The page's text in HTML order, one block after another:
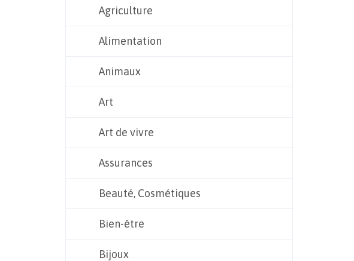
Agriculture
Alimentation
Animaux
Art
Art de vivre
Assurances
Beauté, Cosmétiques
Bien-être
Bijoux